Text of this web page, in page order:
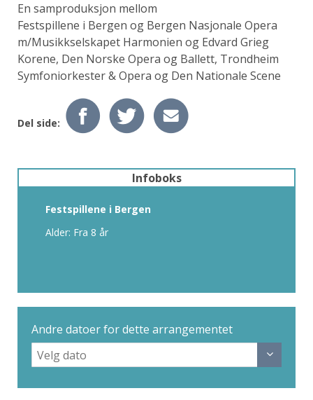
En samproduksjon mellom
Festspillene i Bergen og Bergen Nasjonale Opera
m/Musikkselskapet Harmonien og Edvard Grieg
Korene, Den Norske Opera og Ballett, Trondheim
Symfoniorkester & Opera og Den Nationale Scene
Del side:
Infoboks
Festspillene i Bergen
Alder: Fra 8 år
Andre datoer for dette arrangementet